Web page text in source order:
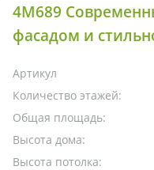
4M689
фасадом и
Артикул
Количество этажей:
Общая площадь:
Высота дома:
Высота потолка: